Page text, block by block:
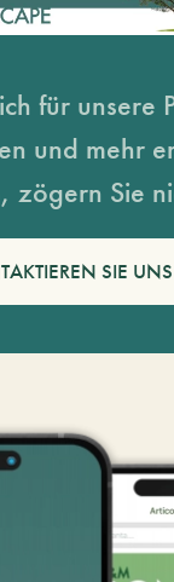
für unsere
und mehr
zögern Sie
SIE UNS